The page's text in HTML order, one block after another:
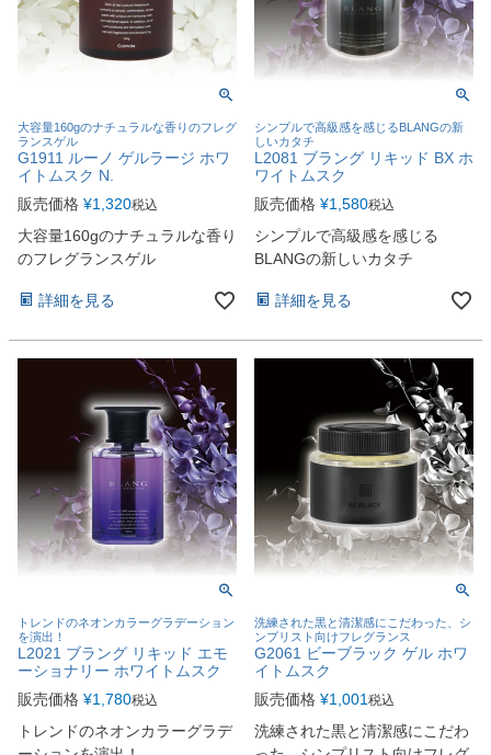
大容量160gのナチュラルな香りのフレグ
ランスゲル
G1911 ルーノ ゲルラージ ホワ
イトムスク N.
販売価格 ¥1,320税込
大容量160gのナチュラルな香り
のフレグランスゲル
詳細を見る
シンプルで高級感を感じるBLANGの新
しいカタチ
L2081 ブラング リキッド BX ホ
ワイトムスク
販売価格 ¥1,580税込
シンプルで高級感を感じる
BLANGの新しいカタチ
詳細を見る
トレンドのネオンカラーグラデーション
を演出！
L2021 ブラング リキッド エモ
ーショナリー ホワイトムスク
販売価格 ¥1,780税込
トレンドのネオンカラーグラデ
洗練された黒と清潔感にこだわった、シ
ンプリスト向けフレグランス
G2061 ビーブラック ゲル ホワ
イトムスク
販売価格 ¥1,001 税込
洗練された黒と清潔感にこだわ